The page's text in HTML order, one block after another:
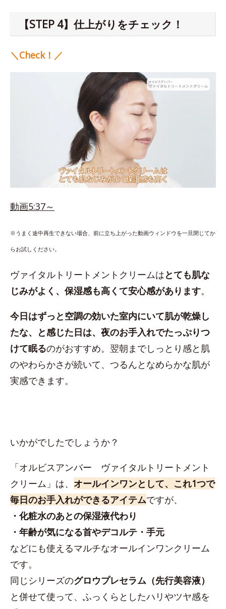
【STEP 4】仕上がりをチェック！
＼Check！／
動画5:37～
※うまく途中再生できない場合、前に立ち上がった動画ウィンドウを一旦閉じてか
らお試しください。
ヴァイタルトリートメントクリームはとても肌な
じみがよく、保湿感も高くて安心感があります。
今日はずっと空調の効いた室内にいて肌が乾燥し
たな、と感じた日は、夜のお手入れでたっぷりつ
けて眠るのがおすすめ。翌朝までしっとり感と肌
のやわらかさが続いて、つるんとなめらかな肌が
実感できます。
いかがでしたでしょうか？
「オルビスアンバー ヴァイタルトリートメント
クリーム」は、 オールインワンとして、これ1つで
毎日のお手入れができるアイテムですが、
・化粧水のあとの保湿液代わり
・年齢が気になる首やデコルテ・手元
などにも使えるマルチなオールインワンクリーム
です。
同じシリーズのグロウプレセラム（先行美容液）
と併せて使って、ふっくらとしたハリやツヤ感を